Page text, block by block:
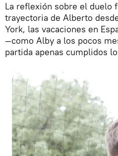
La reflexión sobre el duelo
trayectoria de Alberto
York, las vacaciones en
—como Alby a los pocos
partida apenas cumplidos